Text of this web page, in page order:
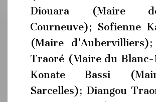
Diouara (Maire
Courneuve); Sofienne
(Maire
Traoré (Maire du
Konate Bassi
Sarcelles); Diangou